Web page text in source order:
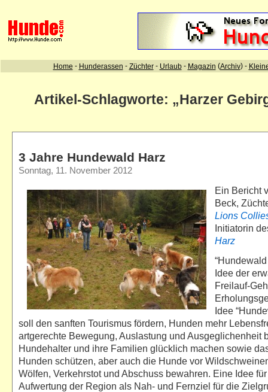
Artikel-Schlagworte: „Harzer
3 Jahre Hundewald Harz
Sonntag, 11. November 2012
Ein Bericht
Beck,
Lions
Initiatorin
Harz
Idee der
Freilauf-
Idee
soll den sanften Tourismus fördern, Hunden mehr
artgerechte Bewegung, Auslastung und Ausgeglichenheit
Hundehalter und ihre Familien glücklich machen sowie
Hunden schützen, aber auch die Hunde vor
Wölfen, Verkehrstot und Abschuss bewahren. Eine Idee
Aufwertung der Region als Nah- und Fernziel für die